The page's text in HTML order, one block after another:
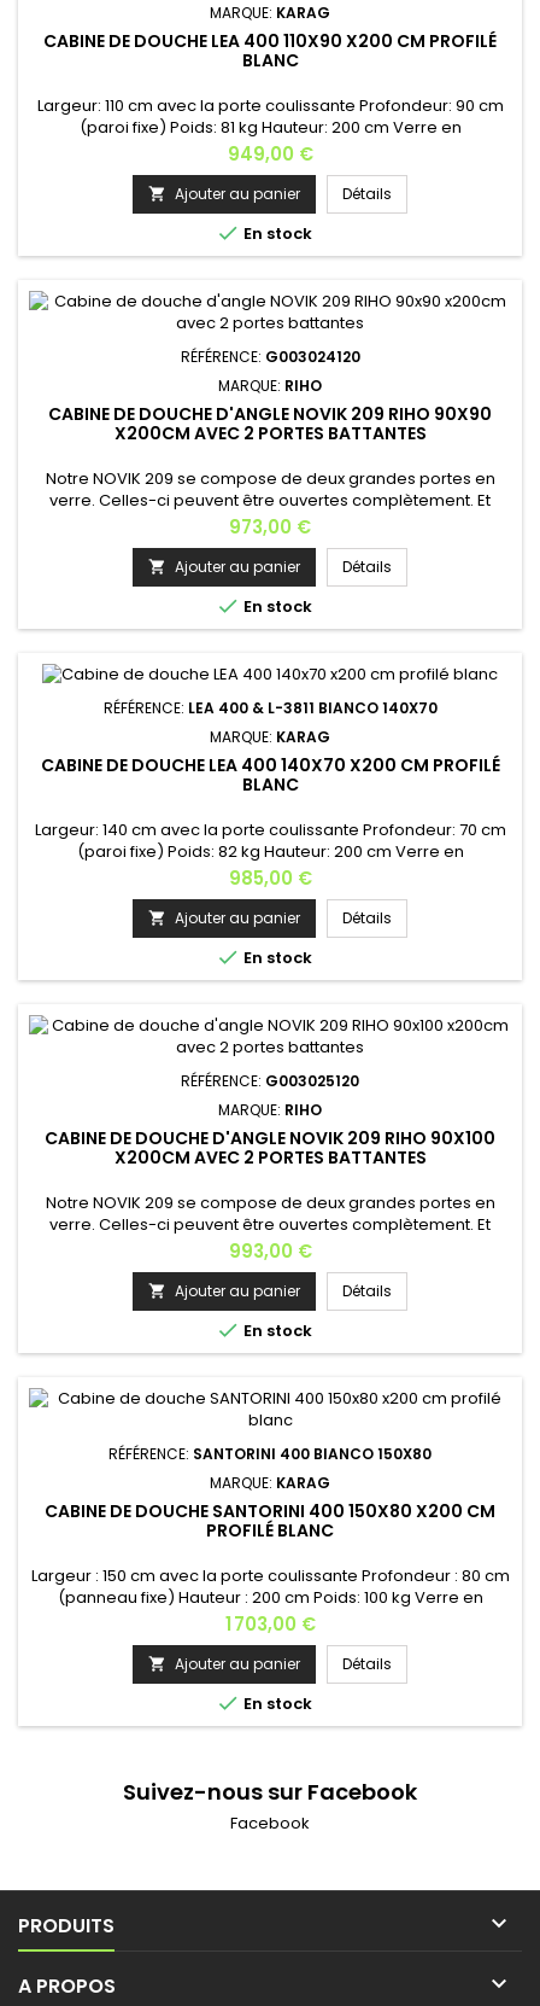
MARQUE: KARAG
CABINE DE DOUCHE LEA 400 110X90 X200 CM PROFILÉ
BLANC
Largeur: 110 cm avec la porte coulissante Profondeur: 90 cm
(paroi fixe) Poids: 81 kg Hauteur: 200 cm Verre en
nanotechnologique des 2 deux côtésÉpaisseur du verre: 8
mm (verre securit) Fermeture soft-close Finition des profilés:
aluminium blanc Installation: gauche ou droite Dimensions
disponibles : • 100x70 x200 • 100x75 x200 • 100x80 x200 • 100x90
x200...
Prix
949,00 €
 Ajouter au panier Détails
 En stock
RÉFÉRENCE: G003024120
MARQUE: RIHO
CABINE DE DOUCHE D'ANGLE NOVIK 209 RIHO 90X90
X200CM AVEC 2 PORTES BATTANTES
Notre NOVIK 209 se compose de deux grandes portes en
verre. Celles-ci peuvent être ouvertes complètement. Et
comme les portes en verre se ferment parfaitement et que
la douche a un joint de sol spécial, La NOVIK 209 est
fabriquée à partir de matériaux de première qualité : verre
de sécurité trempé de 6 mm d'épaisseur avec revêtement
RIHO Shield...
Prix
973,00 €
 Ajouter au panier Détails
 En stock
RÉFÉRENCE: LEA 400 & L-3811 BIANCO 140X70
MARQUE: KARAG
CABINE DE DOUCHE LEA 400 140X70 X200 CM PROFILÉ
BLANC
Largeur: 140 cm avec la porte coulissante Profondeur: 70 cm
(paroi fixe) Poids: 82 kg Hauteur: 200 cm Verre en
nanotechnologique des 2 deux côtésÉpaisseur du verre: 8
mm (verre securit) Fermeture soft-close Finition des profilés:
aluminium blanc Installation: gauche ou droite Dimensions
disponibles : • 100x70 x200 • 100x75 x200 • 100x80 x200 • 100x90
x200...
Prix
985,00 €
 Ajouter au panier Détails
 En stock
RÉFÉRENCE: G003025120
MARQUE: RIHO
CABINE DE DOUCHE D'ANGLE NOVIK 209 RIHO 90X100
X200CM AVEC 2 PORTES BATTANTES
Notre NOVIK 209 se compose de deux grandes portes en
verre. Celles-ci peuvent être ouvertes complètement. Et
comme les portes en verre se ferment parfaitement et que
la douche a un joint de sol spécial, La NOVIK 209 est
fabriquée à partir de matériaux de première qualité : verre
de sécurité trempé de 6 mm d'épaisseur avec revêtement
RIHO Shield...
Prix
993,00 €
 Ajouter au panier Détails
 En stock
RÉFÉRENCE: SANTORINI 400 BIANCO 150X80
MARQUE: KARAG
CABINE DE DOUCHE SANTORINI 400 150X80 X200 CM
PROFILÉ BLANC
Largeur : 150 cm avec la porte coulissante Profondeur : 80 cm
(panneau fixe) Hauteur : 200 cm Poids: 100 kg Verre en
nanotechnologique Épaisseur du verre: 8 mm
tempéré Fermeture soft-close amortie Finition des profilés:
aluminium blanc Installation : gauche ou droite - 120x70 x200
cm / 84 kg- 120x80 x200 cm / 88 kg - 120x90 x200 cm / 92 kg -
130x70 x200...
Prix
1 703,00 €
 Ajouter au panier Détails
 En stock
Suivez-nous sur Facebook
Facebook
PRODUITS 
A PROPOS 